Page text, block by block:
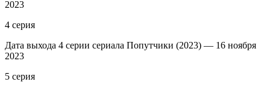
2023
4 серия
Дата выхода 4 серии сериала Попутчики (2023) — 16 ноября
2023
5 серия